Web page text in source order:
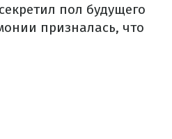
пол будущего
призналась, что